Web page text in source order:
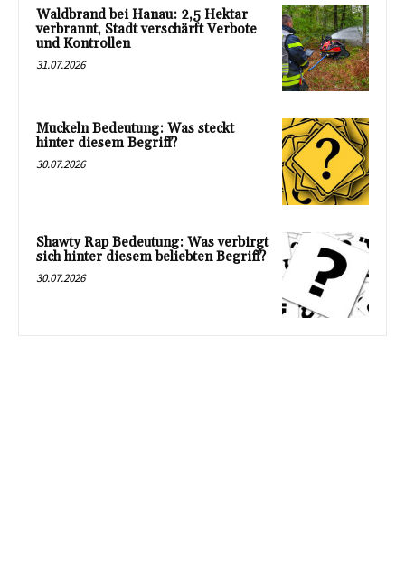
Waldbrand bei Hanau: 2,5 Hektar
verbrannt, Stadt verschärft Verbote
und Kontrollen
31.07.2026
Muckeln Bedeutung: Was steckt
hinter diesem Begriff?
30.07.2026
Shawty Rap Bedeutung: Was verbirgt
sich hinter diesem beliebten Begriff?
30.07.2026